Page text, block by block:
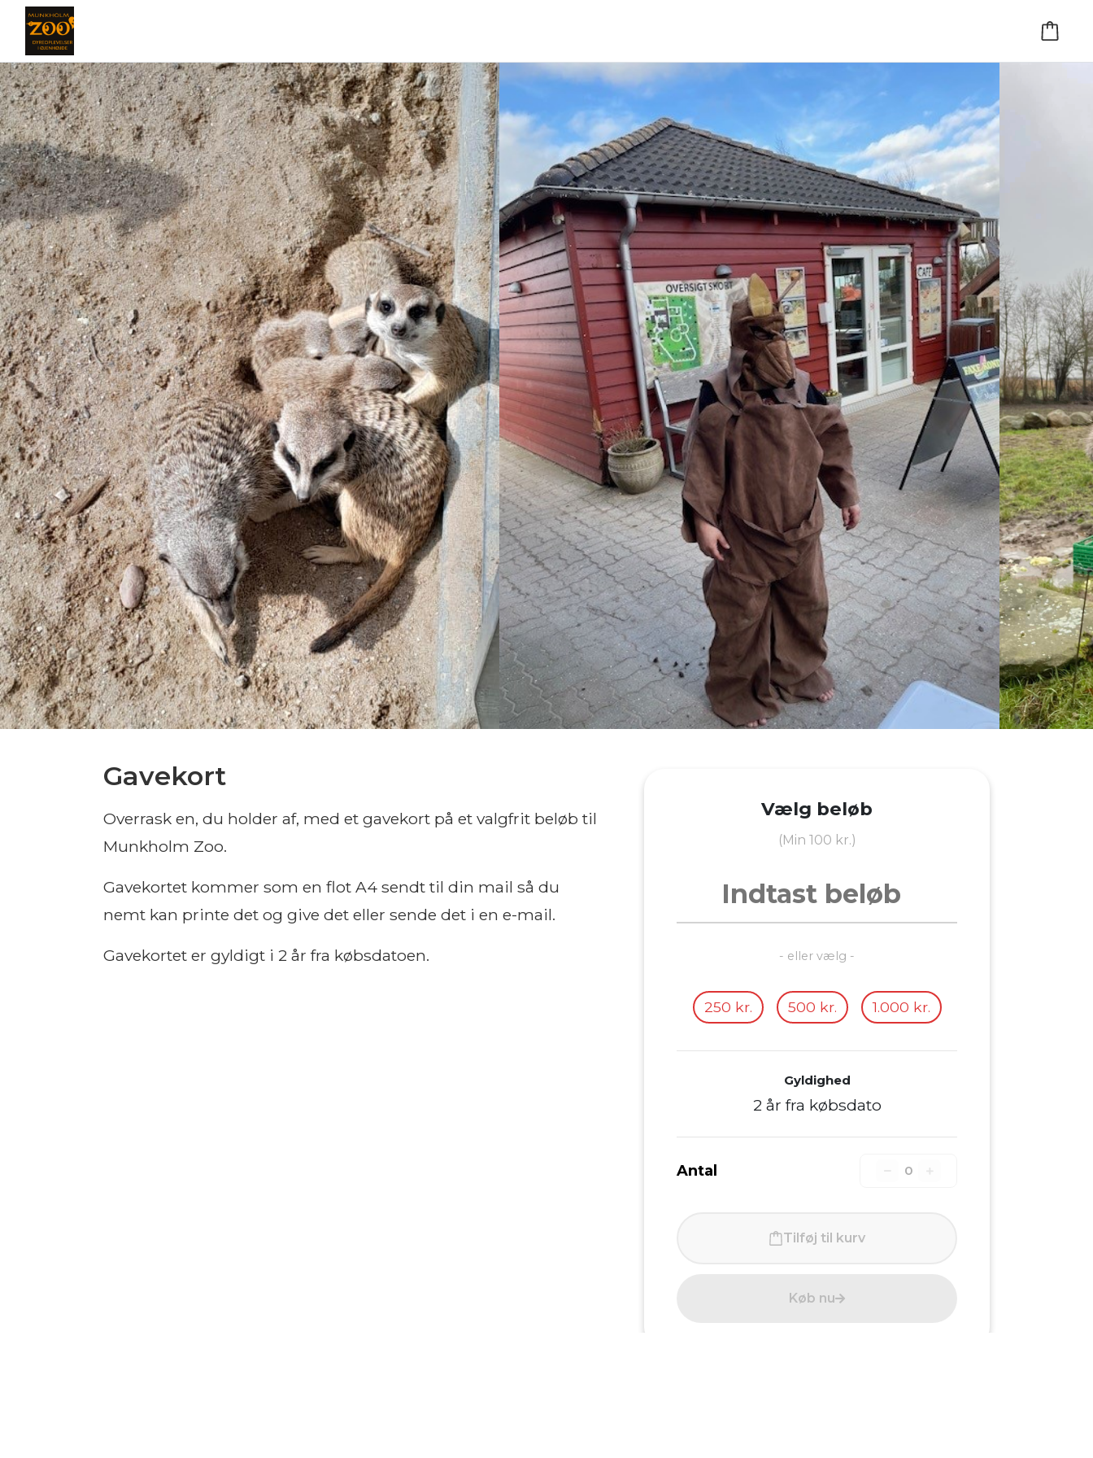
Gavekort
Overrask en, du holder af, med et gavekort på et valgfrit beløb til
Munkholm Zoo.
Gavekortet kommer som en flot A4 sendt til din mail så du
nemt kan printe det og give det eller sende det i en e-mail.
Gavekortet er gyldigt i 2 år fra købsdatoen.
Vælg beløb
(Min 100 kr.)
- eller vælg -
250 kr. 500 kr. 1.000 kr.
Gyldighed
2 år fra købsdato
Antal 0
Tilføj til kurv
Køb nu